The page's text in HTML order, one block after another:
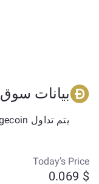
بيانات سوق Dogecoin
Today’s Price
$ 0.069